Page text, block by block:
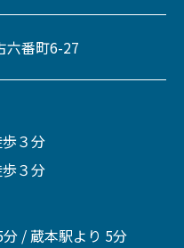
番町6-27
３分
３分
/ 蔵本駅より 5分